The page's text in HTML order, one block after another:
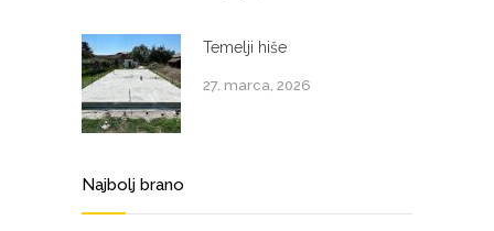
Temelji hiše
27. marca, 2026
Najbolj brano